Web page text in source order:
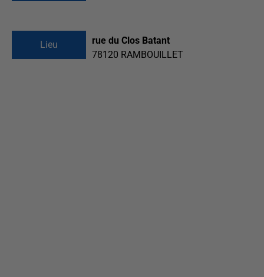
Lieu
rue du Clos Batant
78120 RAMBOUILLET